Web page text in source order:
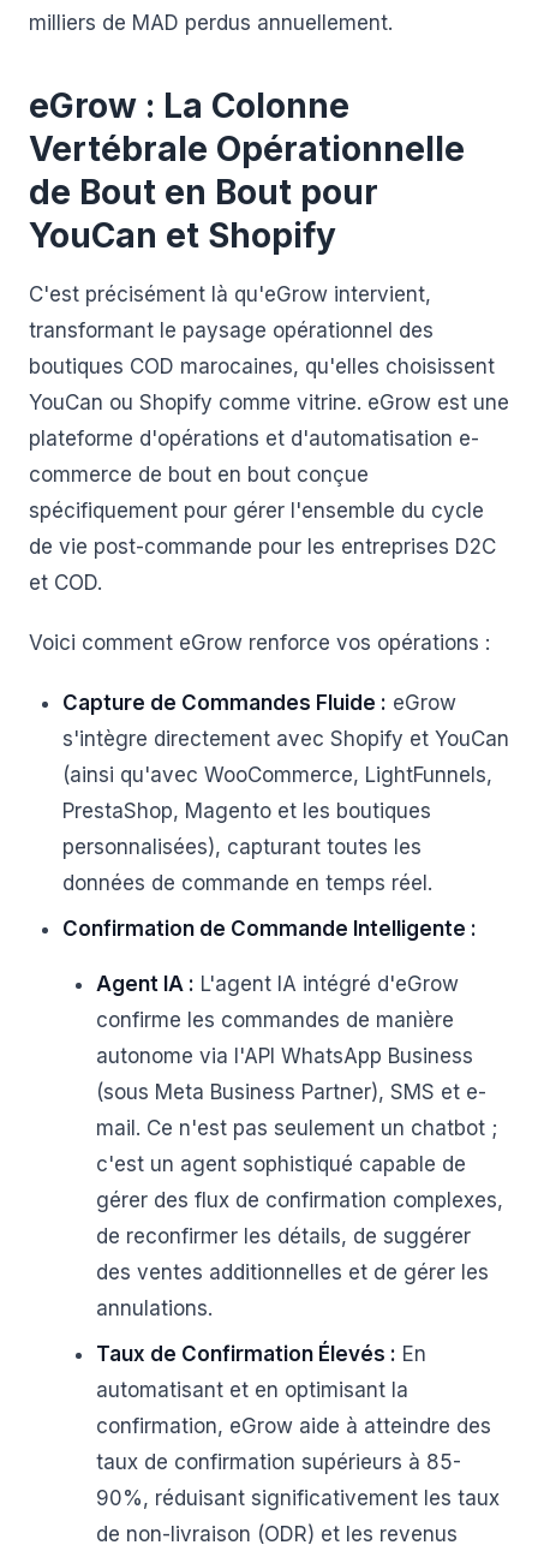
milliers de MAD perdus annuellement.
eGrow : La Colonne
Vertébrale Opérationnelle
de Bout en Bout pour
YouCan et Shopify
C'est précisément là qu'eGrow intervient,
transformant le paysage opérationnel des
boutiques COD marocaines, qu'elles choisissent
YouCan ou Shopify comme vitrine. eGrow est une
plateforme d'opérations et d'automatisation e-
commerce de bout en bout conçue
spécifiquement pour gérer l'ensemble du cycle
de vie post-commande pour les entreprises D2C
et COD.
Voici comment eGrow renforce vos opérations :
Capture de Commandes Fluide : eGrow
s'intègre directement avec Shopify et YouCan
(ainsi qu'avec WooCommerce, LightFunnels,
PrestaShop, Magento et les boutiques
personnalisées), capturant toutes les
données de commande en temps réel.
Confirmation de Commande Intelligente :
Agent IA : L'agent IA intégré d'eGrow
confirme les commandes de manière
autonome via l'API WhatsApp Business
(sous Meta Business Partner), SMS et e-
mail. Ce n'est pas seulement un chatbot ;
c'est un agent sophistiqué capable de
gérer des flux de confirmation complexes,
de reconfirmer les détails, de suggérer
des ventes additionnelles et de gérer les
annulations.
Taux de Confirmation Élevés : En
automatisant et en optimisant la
confirmation, eGrow aide à atteindre des
taux de confirmation supérieurs à 85-
90%, réduisant significativement les taux
de non-livraison (ODR) et les revenus